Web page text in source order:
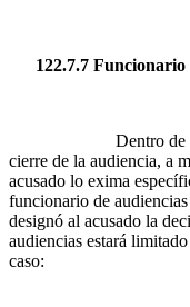
122.7.7 Funcionario
Dentro de los
cierre de la audiencia, a
acusado lo exima
funcionario de
designó al acusado la
audiencias estará
caso: